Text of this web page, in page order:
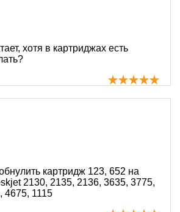
хотя в картриджах есть
картридж 123, 652 на
2130, 2135, 2136, 3635, 3775,
4675, 1115